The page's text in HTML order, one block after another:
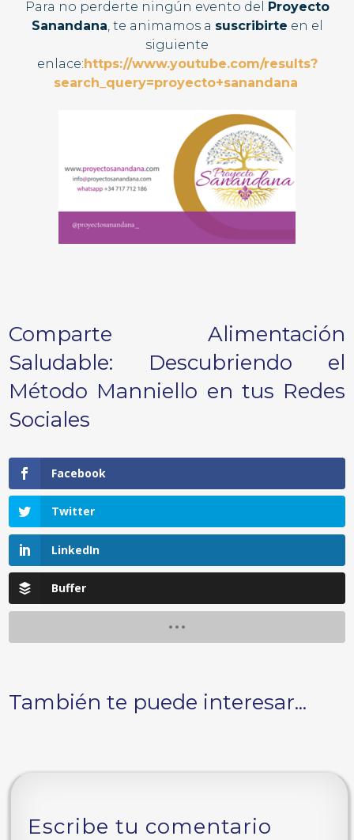
Para no perderte ningún evento del Proyecto
Sanandana , te animamos a suscribirte en el
siguiente
enlace:https://www.youtube.com/results?
search_query=proyecto+sanandana
Comparte Alimentación
Saludable: Descubriendo el
Método Manniello en tus Redes
Sociales
Facebook
Twitter
LinkedIn
Buffer
También te puede interesar...
Escribe tu comentario